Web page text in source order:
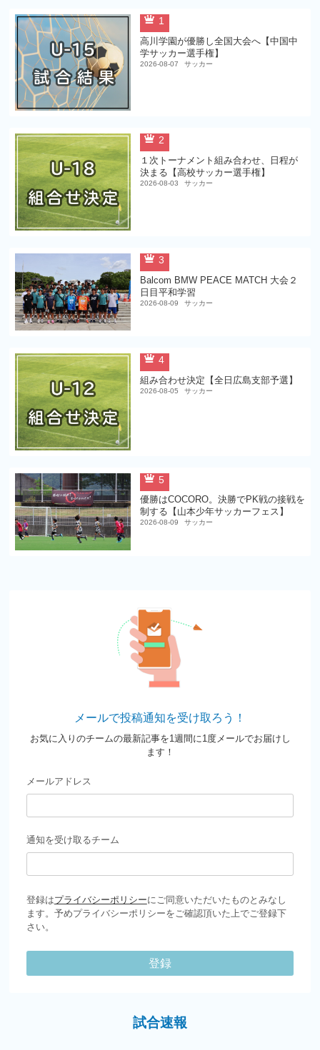
1
高川学園が優勝し全国大会へ【中国中
学サッカー選手権】
2026-08-07 サッカー
2
１次トーナメント組み合わせ、日程が
決まる【高校サッカー選手権】
2026-08-03 サッカー
3
Balcom BMW PEACE MATCH 大会２
日目平和学習
2026-08-09 サッカー
4
組み合わせ決定【全日広島支部予選】
2026-08-05 サッカー
5
優勝はCOCORO。決勝でPK戦の接戦を
制する【山本少年サッカーフェス】
2026-08-09 サッカー
メールで投稿通知を受け取ろう！
お気に入りのチームの最新記事を1週間に1度メールでお届けし
ます！
メールアドレス
通知を受け取るチーム
登録はプライバシーポリシーにご同意いただいたものとみなし
ます。予めプライバシーポリシーをご確認頂いた上でご登録下
さい。
登録
試合速報